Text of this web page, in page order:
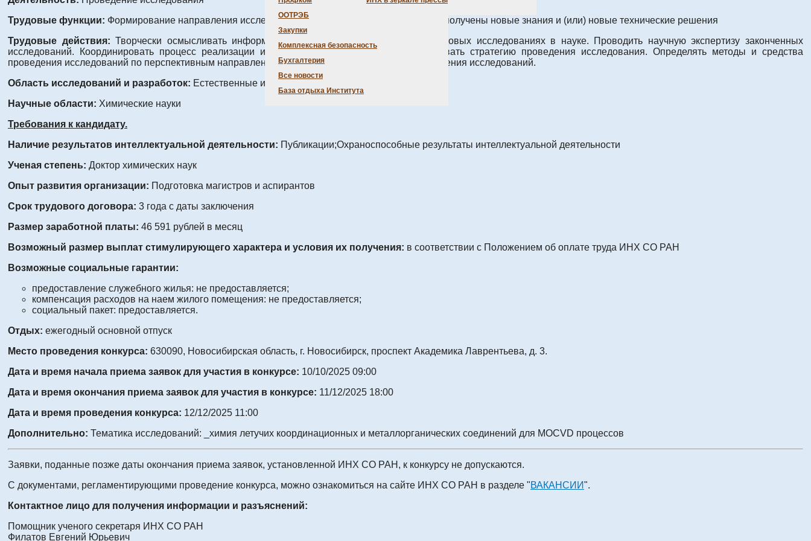
ООТРЭБ
Закупки
Комплексная безопасность
Бухгалтерия
Все новости
База отдыха Института
Трудовые функции: Формирование направления исследования, в рамках которого могут быть получены новые знания и (или) новые технические решения
Трудовые действия:Творчески осмысливать информацию, содержащую сведения о передовых исследованиях в науке. Проводить научную экспертизу законченных
исследований. Координировать процесс реализации исследовательских программ. Формировать стратегию проведения исследования. Определять методы и средства
проведения исследований по перспективным направлениям. Выявлять перспективные направления исследований.
Область исследований и разработок: Естественные и точные науки
Научные области: Химические науки
Требования к кандидату.
Наличие результатов интеллектуальной деятельности: Публикации;Охраноспособные результаты интеллектуальной деятельности
Ученая степень: Доктор химических наук
Опыт развития организации: Подготовка магистров и аспирантов
Срок трудового договора: 3 года с даты заключения
Размер заработной платы: 46 591 рублей в месяц
Возможный размер выплат стимулирующего характера и условия их получения: в соответствии с Положением об оплате труда ИНХ СО РАН
Возможные социальные гарантии:
предоставление служебного жилья: не предоставляется;
компенсация расходов на наем жилого помещения: не предоставляется;
социальный пакет: предоставляется.
Отдых: ежегодный основной отпуск
Место проведения конкурса: 630090, Новосибирская область, г. Новосибирск, проспект Академика Лаврентьева, д. 3.
Дата и время начала приема заявок для участия в конкурсе: 10/10/2025 09:00
Дата и время окончания приема заявок для участия в конкурсе: 11/12/2025 18:00
Дата и время проведения конкурса: 12/12/2025 11:00
Дополнительно: Тематика исследований: _химия летучих координационных и металлорганических соединений для MOCVD процессов
Заявки, поданные позже даты окончания приема заявок, установленной ИНХ СО РАН, к конкурсу не допускаются.
С документами, регламентирующими проведение конкурса, можно ознакомиться на сайте ИНХ СО РАН в разделе "ВАКАНСИИ".
Контактное лицо для получения информации и разъяснений:
Помощник ученого секретаря ИНХ СО РАН
Филатов Евгений Юрьевич